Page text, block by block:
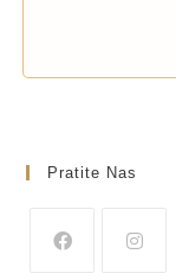
Pratite Nas